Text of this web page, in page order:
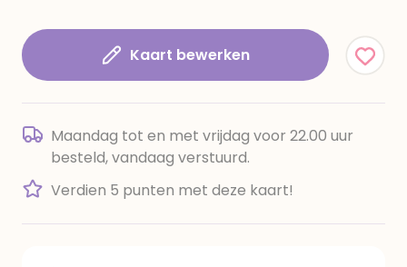
Kaart bewerken
Maandag tot en met vrijdag voor 22.00 uur
besteld, vandaag verstuurd.
Verdien 5 punten met deze kaart!